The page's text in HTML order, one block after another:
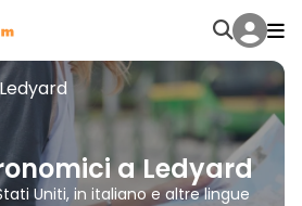
a Ledyard
Uniti, in italiano e altre lingue